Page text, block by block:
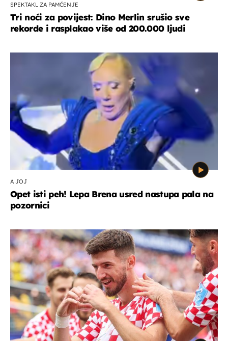
SPEKTAKL ZA PAMĆENJE
Tri noći za povijest: Dino Merlin srušio sve
rekorde i rasplakao više od 200.000 ljudi
A JOJ
Opet isti peh! Lepa Brena usred nastupa pala na
pozornici